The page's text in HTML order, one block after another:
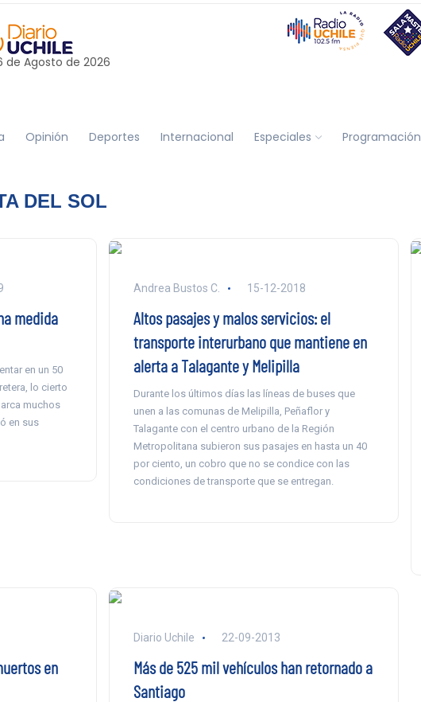
de Agosto de 2026
Opinión Deportes Internacional Especiales Programación
DEL SOL
medida
en un 50
lo cierto
muchos
en sus
Andrea Bustos C. 15-12-2018
Altos pasajes y malos servicios: el
transporte interurbano que mantiene en
alerta a Talagante y Melipilla
Durante los últimos días las líneas de buses que
unen a las comunas de Melipilla, Peñaflor y
Talagante con el centro urbano de la Región
Metropolitana subieron sus pasajes en hasta un 40
por ciento, un cobro que no se condice con las
condiciones de transporte que se entregan.
en
Diario Uchile 22-09-2013
Más de 525 mil vehículos han retornado a
Santiago